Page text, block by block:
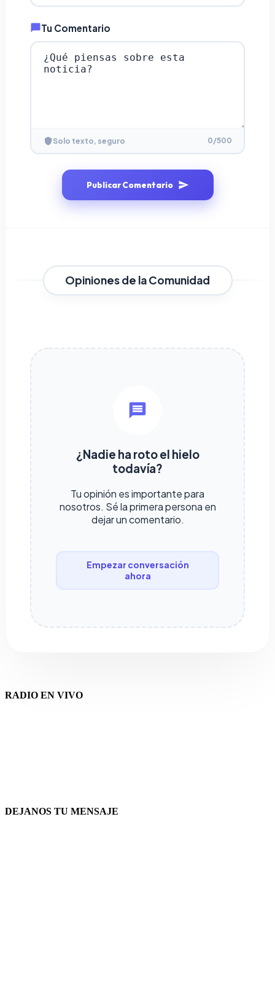
Tu Comentario
Solo texto, seguro 0/500
Publicar Comentario
Opiniones de la Comunidad
¿Nadie ha roto el hielo
todavía?
Tu opinión es importante para
nosotros. Sé la primera persona en
dejar un comentario.
Empezar conversación
ahora
RADIO EN VIVO
DEJANOS TU MENSAJE